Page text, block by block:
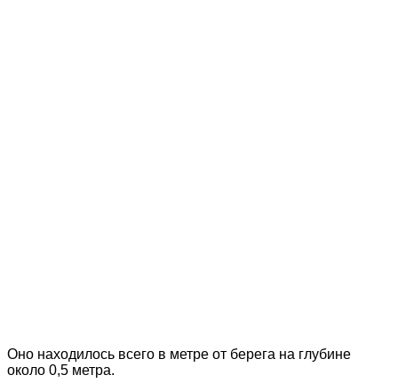
Оно находилось всего в метре от берега на глубине
около 0,5 метра.